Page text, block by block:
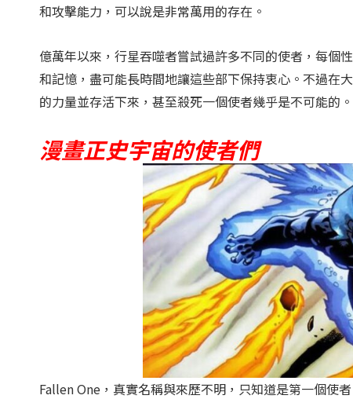
和攻擊能力，可以說是非常萬用的存在。
億萬年以來，行星吞噬者嘗試過許多不同的使者，每個
和記憶，盡可能長時間地讓這些部下保持衷心。不過在
的力量並存活下來，甚至殺死一個使者幾乎是不可能的。
漫畫正史宇宙的使者們
Fallen One，真實名稱與來歷不明，只知道是第一個使